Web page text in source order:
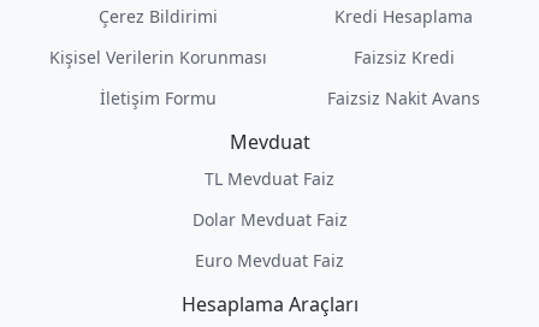
Çerez Bildirimi
Kişisel Verilerin Korunması
İletişim Formu
Kredi Hesaplama
Faizsiz Kredi
Faizsiz Nakit Avans
Mevduat
TL Mevduat Faiz
Dolar Mevduat Faiz
Euro Mevduat Faiz
Hesaplama Araçları